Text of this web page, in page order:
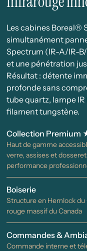
Les cabines Boreal®
simultanément
Spectrum (IR-A/IR-
et une pénétration
Résultat : détente
profonde sans
tube quartz, lampe
filament tungstène.
Collection
Haut de gamme
verre, assises et
performance
Boiserie
Structure en Hemlock du
rouge massif du Canada
Commandes &
Commande interne et